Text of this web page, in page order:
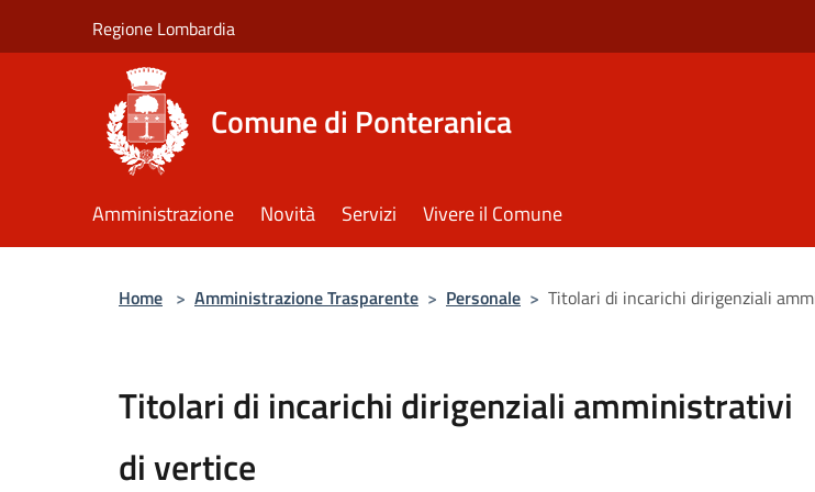
Regione Lombardia
Comune di Ponteranica
Amministrazione Novità Servizi Vivere il Comune
Home > Amministrazione Trasparente > Personale > Titolari di incarichi dirigenziali
Titolari di incarichi dirigenziali amministrativi
di vertice